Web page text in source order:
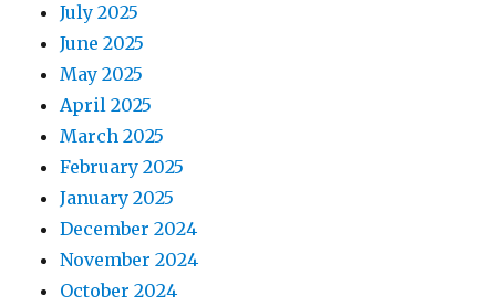
July 2025
June 2025
May 2025
April 2025
March 2025
February 2025
January 2025
December 2024
November 2024
October 2024